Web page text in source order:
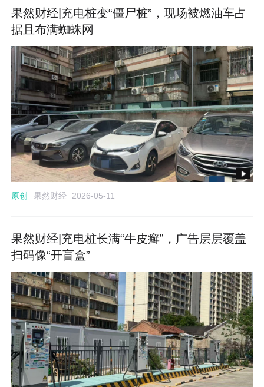
果然财经|充电桩变“僵尸桩”，现场被燃油车占
据且布满蜘蛛网
原创 果然财经 2026-05-11
果然财经|充电桩长满“牛皮癣”，广告层层覆盖
扫码像“开盲盒”